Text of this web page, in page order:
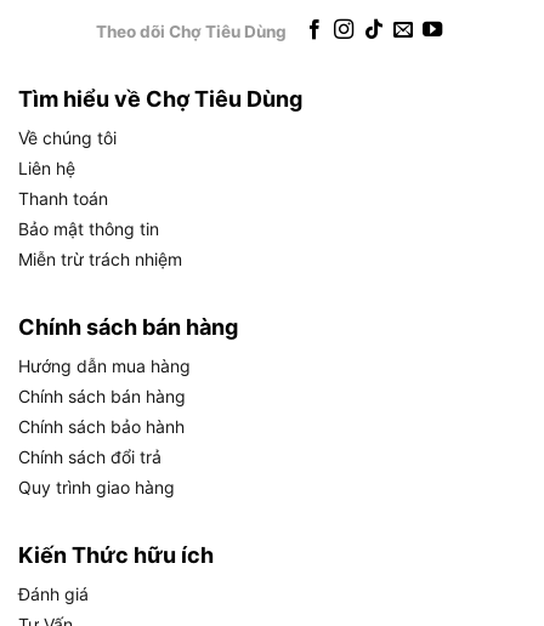
Khi nào nên chọn Total TABLI20028 thay vì
máy thổi bụi dùng dây?
Nên chọn Total TABLI20028 khi bạn cần di
chuyển nhiều, làm việc ở nơi khó kéo điện, hoặc
chỉ cần vệ sinh nhanh trong thời gian ngắn đến
vừa.
Máy dùng dây thường có lợi thế khi cần chạy lâu,
không lo hết pin. Tuy nhiên, dây điện lại gây bất
khu vực có nhiều vật cản. Với TABLI20028, người
dùng có thể cầm máy đi thẳng đến vị trí cần thổi
mà không cần tìm ổ cắm, kéo dây nối hoặc vướng
dây khi xoay người.
Máy dùng pin đặc biệt hữu ích trong các tình
huống ngắn:thổi bụi sau khi khoan tường, làm
khô ở sân nhỏ hoặc làm sạch khe khó với tới
công việc của bạn thường diễn ra theo kiểu “dọn
nhanh, xong nhanh”, máy dùng pin sẽ tiện hơn máy
Theo dõi Chợ Tiêu Dùng
Tìm hiểu về Chợ Tiêu Dùng
Về chúng tôi
Liên hệ
Thanh toán
Bảo mật thông tin
Miễn trừ trách nhiệm
Chính sách bán hàng
Hướng dẫn mua hàng
Chính sách bán hàng
Chính sách bảo hành
Chính sách đổi trả
Quy trình giao hàng
Kiến Thức hữu ích
Đánh giá